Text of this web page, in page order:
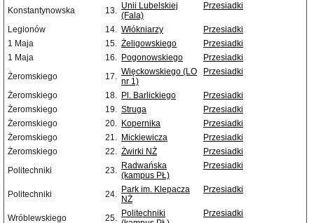
Konstantynowska
13. Unii Lubelskiej
(Fala)
Przesiadki
Legionów 14. Włókniarzy
Przesiadki
1 Maja
15. Żeligowskiego
Przesiadki
1 Maja
16. Pogonowskiego
Przesiadki
Żeromskiego
17. Więckowskiego (LO
nr 1)
Przesiadki
Żeromskiego 18. Pl. Barlickiego
Przesiadki
Żeromskiego
19. Struga
Przesiadki
Żeromskiego
20. Kopernika
Przesiadki
Żeromskiego
21. Mickiewicza
Przesiadki
Żeromskiego
22. Żwirki NŻ
Przesiadki
Politechniki
23. Radwańska
(kampus PŁ)
Przesiadki
Politechniki 24. Park im. Klepacza
NŻ
Przesiadki
Wróblewskiego 25. Politechniki
Przesiadki